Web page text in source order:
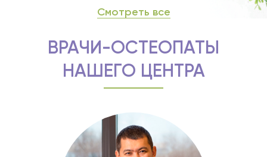
Смотреть все
ВРАЧИ-ОСТЕОПАТЫ
НАШЕГО ЦЕНТРА